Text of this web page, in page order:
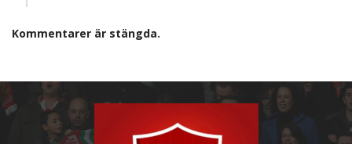
Kommentarer är stängda.